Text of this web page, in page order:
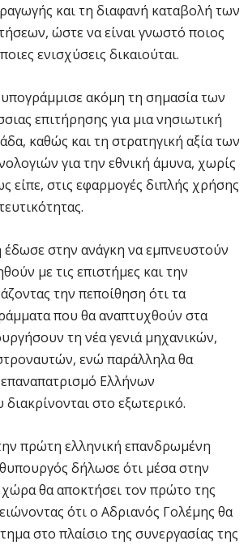
και τη διαφανή καταβολή των
ώστε να είναι γνωστό ποιος
ενισχύσεις δικαιούται.
ακόμη τη σημασία των
επιτήρησης για μια νησιωτική
καθώς και τη στρατηγική αξία των
για την εθνική άμυνα, χωρίς
είπε, στις εφαρμογές διπλής χρήσης
έδωσε στην ανάγκη να εμπνευστούν
με τις επιστήμες και την
την πεποίθηση ότι τα
που θα αναπτυχθούν στα
τη νέα γενιά μηχανικών,
ενώ παράλληλα θα
Ελλήνων
στο εξωτερικό.
πρώτη ελληνική επανδρωμένη
δήλωσε ότι μέσα στην
χώρα θα αποκτήσει τον πρώτο της
ότι ο Αδριανός Γολέμης θα
στο πλαίσιο της συνεργασίας της